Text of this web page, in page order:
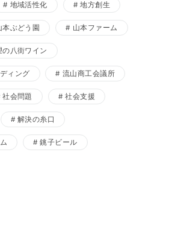
地域活性化 地方創生
本ぶどう園 山本ファーム
の八街ワイン
ィング 流山商工会議所
社会問題 社会支援
解決の糸口
銚子ビール